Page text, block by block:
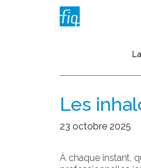
Les
23 octobre 2025
À chaque instant,